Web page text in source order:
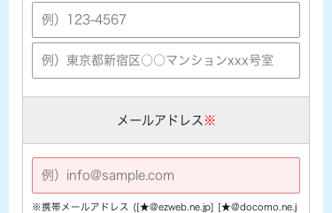
メールアドレス ※
※携帯メールアドレス ([★@ezweb.ne.jp] [★@docomo.ne.j